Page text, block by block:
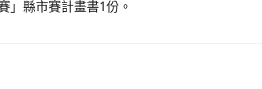
」縣市賽計畫書1份。